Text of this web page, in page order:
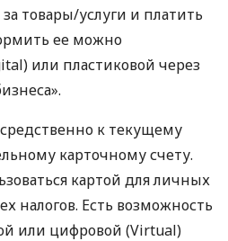
товары/услуги и платить
ее можно
или пластиковой через
к текущему
карточному счету.
картой для личных
налогов. Есть возможность
или цифровой (Virtual)